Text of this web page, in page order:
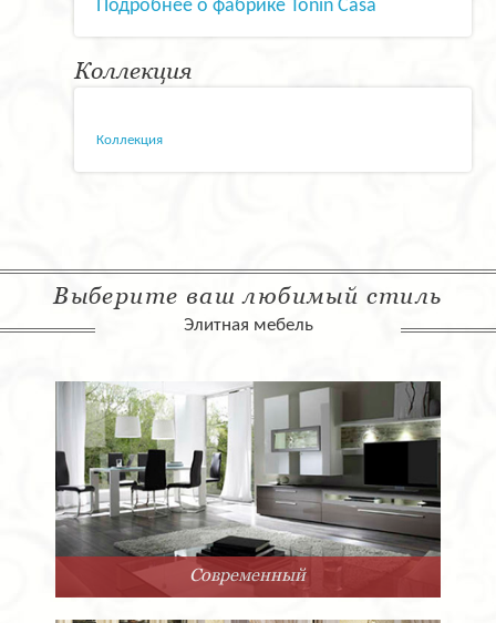
Подробнее о фабрике Tonin Casa
Коллекция
Коллекция
Выберите ваш любимый стиль
Элитная мебель
Арт-Деко